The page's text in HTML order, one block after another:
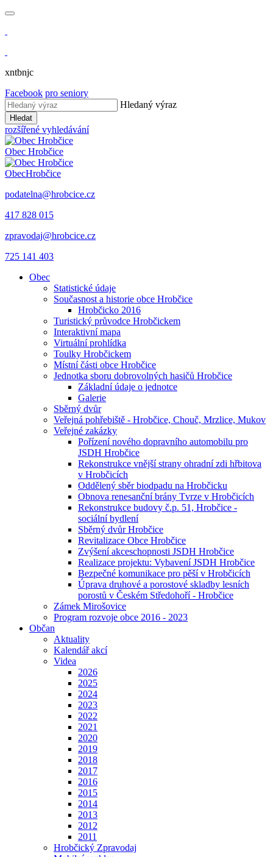
xntbnjc
Facebook pro seniory
Hledaný výraz
Hledat
rozšířené vyhledávání
Obec Hrobčice
ObecHrobčice
podatelna@hrobcice.cz
417 828 015
zpravodaj@hrobcice.cz
725 141 403
Obec
Statistické údaje
Současnost a historie obce Hrobčice
Hrobčicko 2016
Turistický průvodce Hrobčickem
Interaktivní mapa
Virtuální prohlídka
Toulky Hrobčickem
Místní části obce Hrobčice
Jednotka sboru dobrovolných hasičů Hrobčice
Základní údaje o jednotce
Galerie
Sběrný dvůr
Veřejná pohřebiště - Hrobčice, Chouč, Mrzlice, Mukov
Veřejné zakázky
Pořízení nového dopravního automobilu pro
JSDH Hrobčice
Rekonstrukce vnější strany ohradní zdi hřbitova
v Hrobčicích
Oddělený sběr biodpadu na Hrobčicku
Obnova renesanční brány Tvrze v Hrobčicích
Rekonstrukce budovy č.p. 51, Hrobčice -
sociální bydlení
Sběrný dvůr Hrobčice
Revitalizace Obce Hrobčice
Zvýšení akceschopnosti JSDH Hrobčice
Realizace projektu: Vybavení JSDH Hrobčice
Bezpečné komunikace pro pěší v Hrobčicích
Úprava druhové a porostové skladby lesních
porostů v Českém Středohoří - Hrobčice
Zámek Mirošovice
Program rozvoje obce 2016 - 2023
Občan
Aktuality
Kalendář akcí
Videa
2026
2025
2024
2023
2022
2021
2020
2019
2018
2017
2016
2015
2014
2013
2012
2011
Hrobčický Zpravodaj